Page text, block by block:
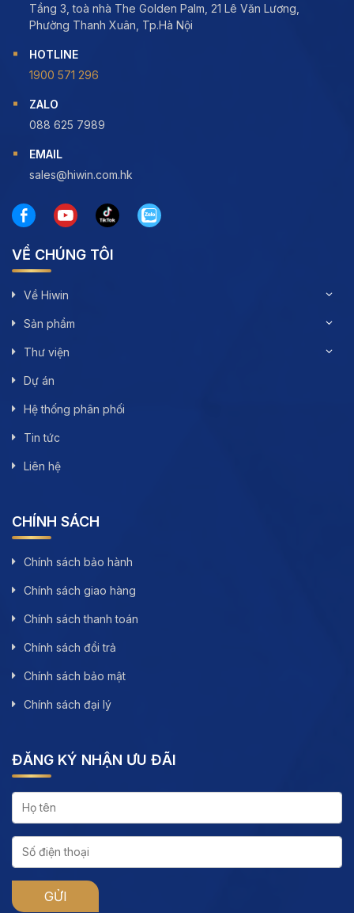
Tầng 3, toà nhà The Golden Palm, 21 Lê Văn Lương,
Phường Thanh Xuân, Tp.Hà Nội
HOTLINE
1900 571 296
ZALO
088 625 7989
EMAIL
sales@hiwin.com.hk
VỀ CHÚNG TÔI
Về Hiwin
Sản phẩm
Thư viện
Dự án
Hệ thống phân phối
Tin tức
Liên hệ
CHÍNH SÁCH
Chính sách bảo hành
Chính sách giao hàng
Chính sách thanh toán
Chính sách đổi trả
Chính sách bảo mật
Chính sách đại lý
ĐĂNG KÝ NHẬN ƯU ĐÃI